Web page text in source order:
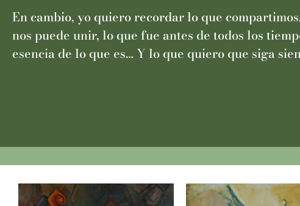
En cambio, yo quiero recordar lo que
nos puede unir, lo que fue antes de todos los
esencia de lo que es… Y lo que quiero que siga